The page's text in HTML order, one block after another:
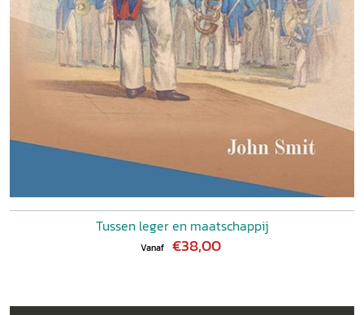
Tussen leger en maatschappij
Vanaf €38,00